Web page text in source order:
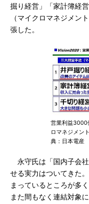
掘り経営」「家計簿経
（マイクロマネジメン
張した。
営業利益3000
ロマネジメン
典：日本電産
永守氏は「国内子会
せる実力はついてきた
まっているところが多
また間もなく連結対象